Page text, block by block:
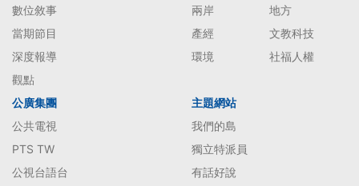
數位敘事
當期節目
深度報導
觀點
兩岸
地方
產經
文教科技
環境
社福人權
公廣集團
公共電視
PTS TW
公視台語台
主題網站
我們的島
獨立特派員
有話好說